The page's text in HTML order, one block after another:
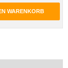
WARENKORB